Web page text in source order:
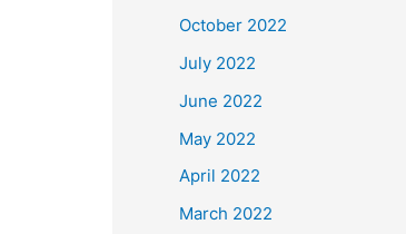
October 2022
July 2022
June 2022
May 2022
April 2022
March 2022